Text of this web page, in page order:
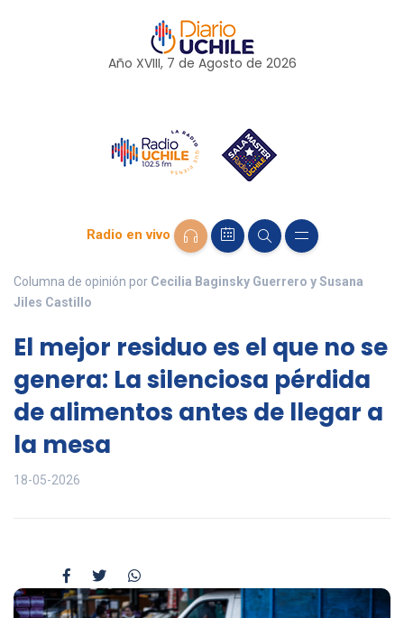
Año XVIII, 7 de Agosto de 2026
Radio en vivo
Columna de opinión por Cecilia Baginsky Guerrero y Susana
Jiles Castillo
El mejor residuo es el que no se
genera: La silenciosa pérdida
de alimentos antes de llegar a
la mesa
18-05-2026